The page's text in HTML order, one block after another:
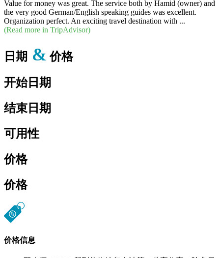
Value for money was great. The service both by Hamid (owner) and
the very good German/English speaking guides was excellent.
Organization perfect. An exciting travel destination with ...
(Read more in TripAdvisor)
日期 & 价格
开始日期
结束日期
可用性
价格
价格
价格信息